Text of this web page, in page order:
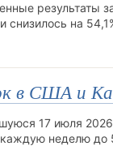
результаты
снизилось на
в США и
17 июля
неделю до